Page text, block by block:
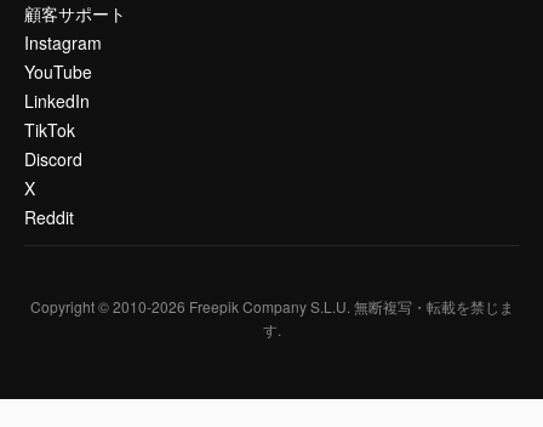
顧客サポート
Instagram
YouTube
LinkedIn
TikTok
Discord
X
Reddit
Copyright © 2010-2026 Freepik Company S.L.U. 無断複写・転載を禁じま
す.